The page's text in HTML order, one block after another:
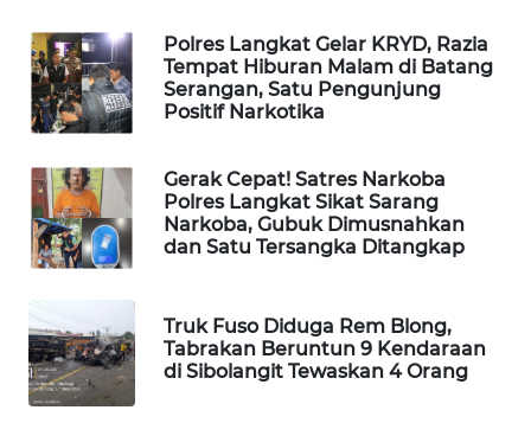
Polres Langkat Gelar KRYD, Razia
Tempat Hiburan Malam di Batang
Serangan, Satu Pengunjung
Positif Narkotika
Gerak Cepat! Satres Narkoba
Polres Langkat Sikat Sarang
Narkoba, Gubuk Dimusnahkan
dan Satu Tersangka Ditangkap
Truk Fuso Diduga Rem Blong,
Tabrakan Beruntun 9 Kendaraan
di Sibolangit Tewaskan 4 Orang
PORTAL
KONSUMEN
FORWAMKI
ALPERKLINAS
FORJASIDA
TAMBANG
NEWS
SITUNGIR